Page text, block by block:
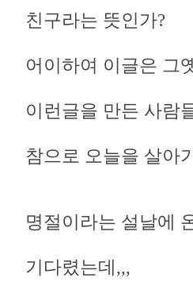
친구라는 뜻인가?
어이하여 이글은 그
이런글을 만든 사람
참으로 오늘을 살아
명절이라는 설날에
기다렸는데,,,